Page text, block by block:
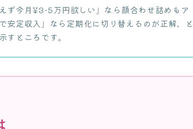
ず今月¥3-5万円欲しい」なら顔合わせ詰めもア
安定収入」なら定期化に切り替えるのが正解、と
すところです。